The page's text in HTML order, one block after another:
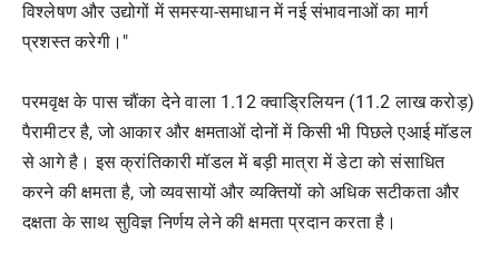
विश्लेषण और उद्योगों में समस्या-समाधान में नई संभावनाओं का मार्ग
प्रशस्त करेगी।"
परमवृक्ष के पास चौंका देने वाला 1.12 क्वाड्रिलियन (11.2 लाख करोड़)
पैरामीटर है, जो आकार और क्षमताओं दोनों में किसी भी पिछले एआई मॉडल
से आगे है। इस क्रांतिकारी मॉडल में बड़ी मात्रा में डेटा को संसाधित
करने की क्षमता है, जो व्यवसायों और व्यक्तियों को अधिक सटीकता और
दक्षता के साथ सुविज्ञ निर्णय लेने की क्षमता प्रदान करता है।